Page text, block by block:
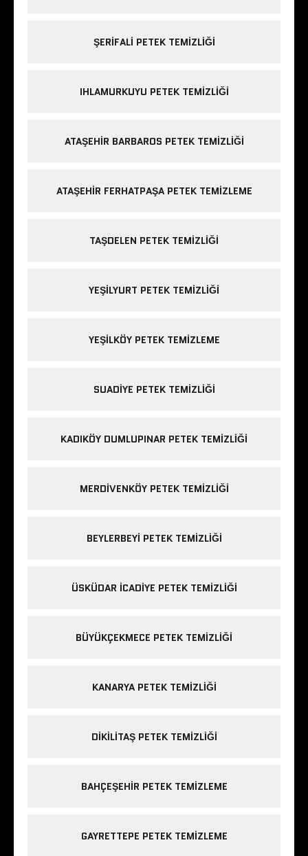
ŞERIFALI PETEK TEMIZLIĞI
IHLAMURKUYU PETEK TEMIZLIĞI
ATAŞEHIR BARBAROS PETEK TEMIZLIĞI
ATAŞEHIR FERHATPAŞA PETEK TEMIZLEME
TAŞDELEN PETEK TEMIZLIĞI
YEŞILYURT PETEK TEMIZLIĞI
YEŞILKÖY PETEK TEMIZLEME
SUADIYE PETEK TEMIZLIĞI
KADIKÖY DUMLUPINAR PETEK TEMIZLIĞI
MERDIVENKÖY PETEK TEMIZLIĞI
BEYLERBEYI PETEK TEMIZLIĞI
ÜSKÜDAR ICADIYE PETEK TEMIZLIĞI
BÜYÜKÇEKMECE PETEK TEMIZLIĞI
KANARYA PETEK TEMIZLIĞI
DIKILITAŞ PETEK TEMIZLIĞI
BAHÇEŞEHIR PETEK TEMIZLEME
GAYRETTEPE PETEK TEMIZLEME